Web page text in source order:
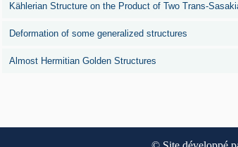
Kählerian Structure on the Product of Two Trans-
Deformation of some generalized structures
Almost Hermitian Golden Structures